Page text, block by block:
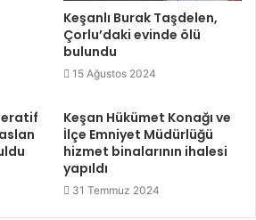
Keşanlı Burak Taşdelen,
Çorlu’daki evinde ölü
bulundu
15 Ağustos 2024
Keşan Hükümet Konağı ve
İlçe Emniyet Müdürlüğü
hizmet binalarının ihalesi
yapıldı
31 Temmuz 2024